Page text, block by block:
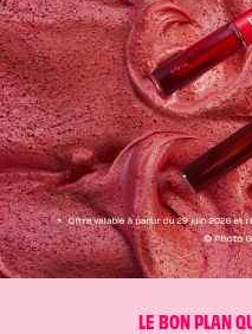
LE BON PLAN